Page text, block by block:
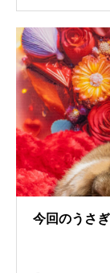
今回のうさ